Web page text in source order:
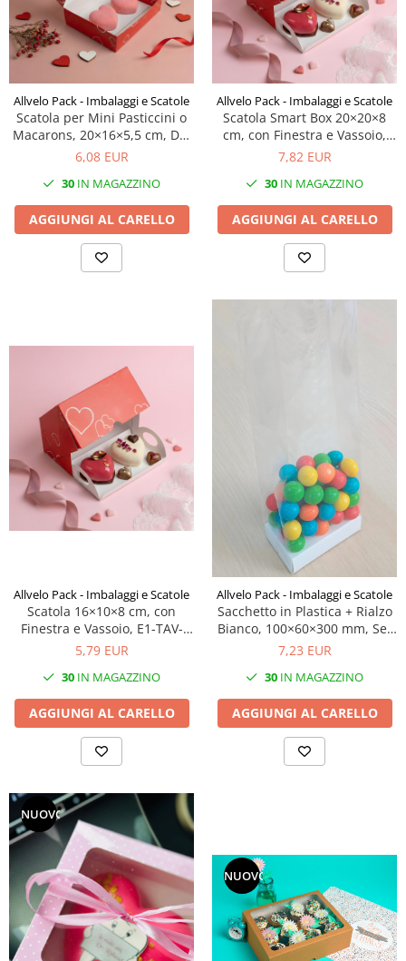
Scatole con Manico
Scatole Cubo per Bomboniere
Scatole Fondo + Coperchio
Scatole per Caramelle e Dolci
Scatole per Cioccolato in Tavoletta
Scatole per Confezioni Regalo
Praline
Scatole con Cassetto per Praline
Scatole Medie e Grandi per 10–40
Scatole per Praline con Separatore
Scatole Piccole con Nastro e
Cassetto per Macarons
Scatole Piccole per 2–10 Macarons
Scatole per Muffin
Scatole per Panettone
Scatole per Panettone e Rotoli
Dolci
Scatole Senza Finestra per Mini
Pasticcini
Supporti per Pasticcini
Vassoi in Cartone
Vassoi per Pasticcini e Torte
Allvelo Pack - Imbalaggi e Scatole
Scatola per Mini Pasticcini o
Macarons, 20×16×5,5 cm, D2-
Heart, Set 5 Pezzi
6,08 EUR
30 IN MAGAZZINO
AGGIUNGI AL CARELLO
Allvelo Pack - Imbalaggi e Scatole
Scatola Smart Box 20×20×8
cm, con Finestra e Vassoio,
SB1-Heart, Set 5 Pezzi
7,82 EUR
30 IN MAGAZZINO
AGGIUNGI AL CARELLO
Allvelo Pack - Imbalaggi e Scatole
Scatola 16×10×8 cm, con
Finestra e Vassoio, E1-TAV-
Heart, Set 5 Pezzi
5,79 EUR
30 IN MAGAZZINO
AGGIUNGI AL CARELLO
Allvelo Pack - Imbalaggi e Scatole
Sacchetto in Plastica + Rialzo
Bianco, 100×60×300 mm, Set
25 Pezzi
7,23 EUR
30 IN MAGAZZINO
AGGIUNGI AL CARELLO
NUOVO
NUOVO